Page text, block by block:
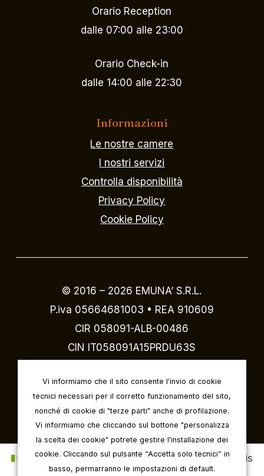
Orario Reception
dalle 07:00 alle 23:00
Orario Check-in
dalle 14:00 alle 22:30
Informazioni
Le nostre camere
I nostri servizi
Controlla disponibilità
Privacy Policy
Cookie Policy
© 2016 – 2026 EMUNA’ S.R.L.
P.iva 05664681003 • REA 910609
CIR 058091-ALB-00486
CIN IT058091A15PRDU63S
Vi informiamo che il sito consente l'invio di cookie
tecnici necessari per il corretto funzionamento del sito,
nonché di cookie di "terze parti" anche di profilazione.
Vi informiamo che cliccando sul bottone "personalizza
la scelta dei cookie" potrete gestire l'installazione dei
cookie. Cliccando sul pulsante “Accetta solo tecnici” in
basso, permarranno le impostazioni di default.
Italiano English Deutsch
Français